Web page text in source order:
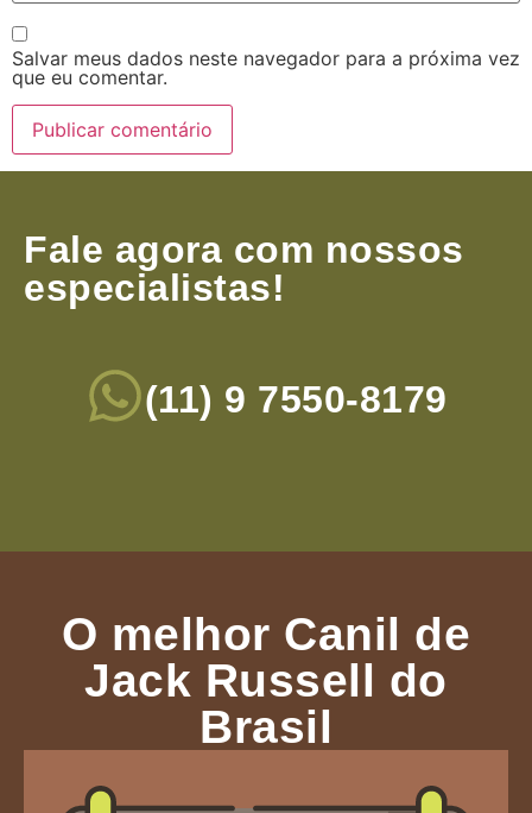
Salvar meus dados neste navegador para a próxima vez
que eu comentar.
Fale agora com nossos
especialistas!
(11) 9 7550-8179
O melhor Canil de
Jack Russell do
Brasil